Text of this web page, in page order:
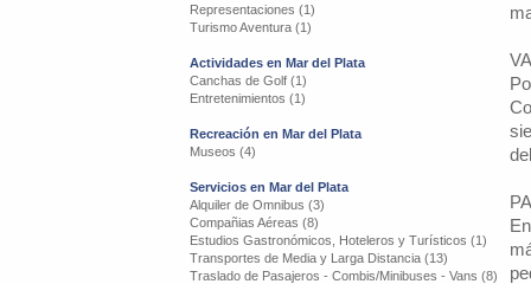
Representaciones (1)
Turismo Aventura (1)
Actividades en Mar del Plata
Canchas de Golf (1)
Entretenimientos (1)
Recreación en Mar del Plata
Museos (4)
Servicios en Mar del Plata
Alquiler de Omnibus (3)
Compañias Aéreas (8)
Estudios Gastronómicos, Hoteleros y Turísticos (1)
Transportes de Media y Larga Distancia (13)
Traslado de Pasajeros - Combis/Minibuses - Vans (8)